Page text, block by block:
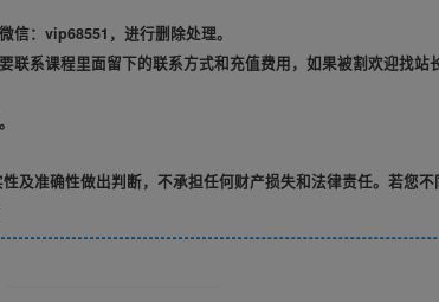
：vip68551，进行删除处理。
系课程里面留下的联系方式和充值费用，如果被割欢迎找站
及准确性做出判断，不承担任何财产损失和法律责任。若您不